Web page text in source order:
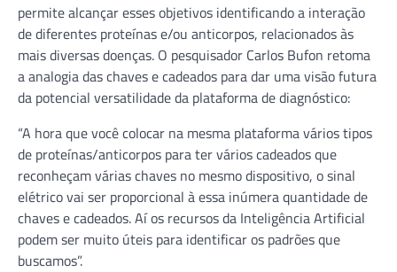
permite alcançar esses objetivos identificando a interação
de diferentes proteínas e/ou anticorpos, relacionados às
mais diversas doenças. O pesquisador Carlos Bufon retoma
a analogia das chaves e cadeados para dar uma visão futura
da potencial versatilidade da plataforma de diagnóstico:
“A hora que você colocar na mesma plataforma vários tipos
de proteínas/anticorpos para ter vários cadeados que
reconheçam várias chaves no mesmo dispositivo, o sinal
elétrico vai ser proporcional à essa inúmera quantidade de
chaves e cadeados. Aí os recursos da Inteligência Artificial
podem ser muito úteis para identificar os padrões que
buscamos”.